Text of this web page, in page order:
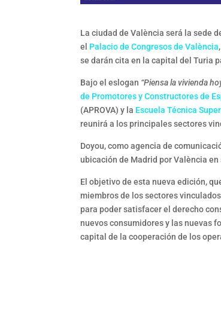
La ciudad de València será la sede
el Palacio de Congresos de València
se darán cita en la capital del Turia
Bajo el eslogan “Piensa la vivienda
de Promotores y Constructores de
(APROVA) y la Escuela Técnica
reunirá a los principales sectores
Doyou, como agencia de
ubicación de Madrid por València
El objetivo de esta nueva edición,
miembros de los sectores
para poder satisfacer el derecho
nuevos consumidores y las nuevas
capital de la cooperación de los